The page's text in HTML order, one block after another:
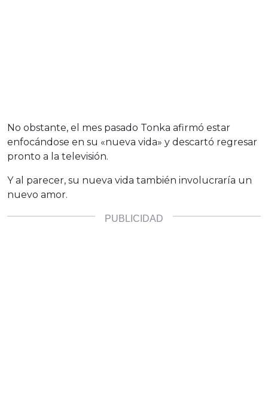
No obstante, el mes pasado Tonka afirmó estar
enfocándose en su «nueva vida» y descartó regresar
pronto a la televisión.
Y al parecer, su nueva vida también involucraría un
nuevo amor.